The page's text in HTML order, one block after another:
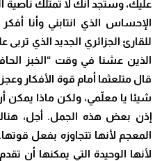
عليك، وستجد أنك لا تمتلك ناصية
الإحساس الذي انتابني وأنا
للقارئ الجزائري الجديد الذي
الذين عشنا في وقت “الخبز
قال متلعثما أمام قوة الأفكار
شيئا يا معلّمي، ولكن ماذا
إذن بعض هذه الجمل. أجل،
المعجم لأنها تتجاوزه بفعل
لأنها الوحيدة التي يمكنها أن